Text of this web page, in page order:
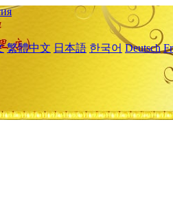
繁體中文 日本語 한국어 Deutsch